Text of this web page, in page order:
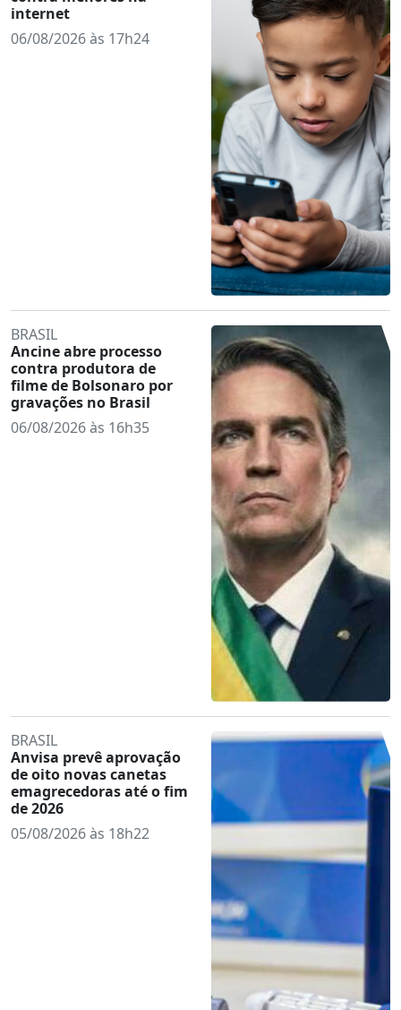
internet
06/08/2026 às 17h24
BRASIL
Ancine abre processo
contra produtora de
filme de Bolsonaro por
gravações no Brasil
06/08/2026 às 16h35
BRASIL
Anvisa prevê aprovação
de oito novas canetas
emagrecedoras até o fim
de 2026
05/08/2026 às 18h22